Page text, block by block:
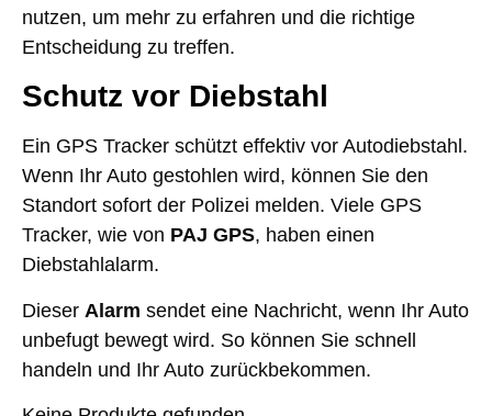
nutzen, um mehr zu erfahren und die richtige
Entscheidung zu treffen.
Schutz vor Diebstahl
Ein GPS Tracker schützt effektiv vor Autodiebstahl.
Wenn Ihr Auto gestohlen wird, können Sie den
Standort sofort der Polizei melden. Viele GPS
Tracker, wie von PAJ GPS, haben einen
Diebstahlalarm.
Dieser Alarm sendet eine Nachricht, wenn Ihr Auto
unbefugt bewegt wird. So können Sie schnell
handeln und Ihr Auto zurückbekommen.